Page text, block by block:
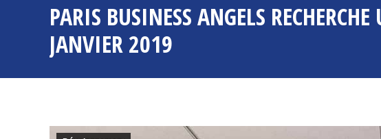
PARIS BUSINESS ANGELS
JANVIER 2019